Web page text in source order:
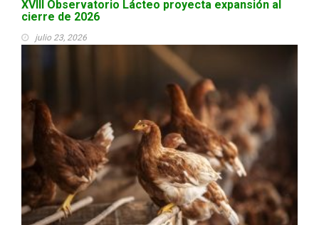
XVIII Observatorio Lácteo proyecta expansión al
cierre de 2026
julio 23, 2026